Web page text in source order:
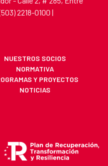
2218-0100 |
NUESTROS SOCIOS
NORMATIVA
Y PROYECTOS
NOTICIAS